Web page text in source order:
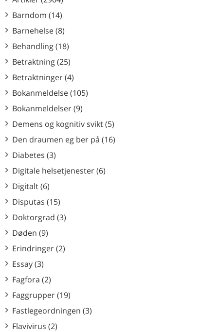
Barndom (14)
Barnehelse (8)
Behandling (18)
Betraktning (25)
Betraktninger (4)
Bokanmeldelse (105)
Bokanmeldelser (9)
Demens og kognitiv svikt (5)
Den draumen eg ber på (16)
Diabetes (3)
Digitale helsetjenester (6)
Digitalt (6)
Disputas (15)
Doktorgrad (3)
Døden (9)
Erindringer (2)
Essay (3)
Fagfora (2)
Faggrupper (19)
Fastlegeordningen (3)
Flavivirus (2)